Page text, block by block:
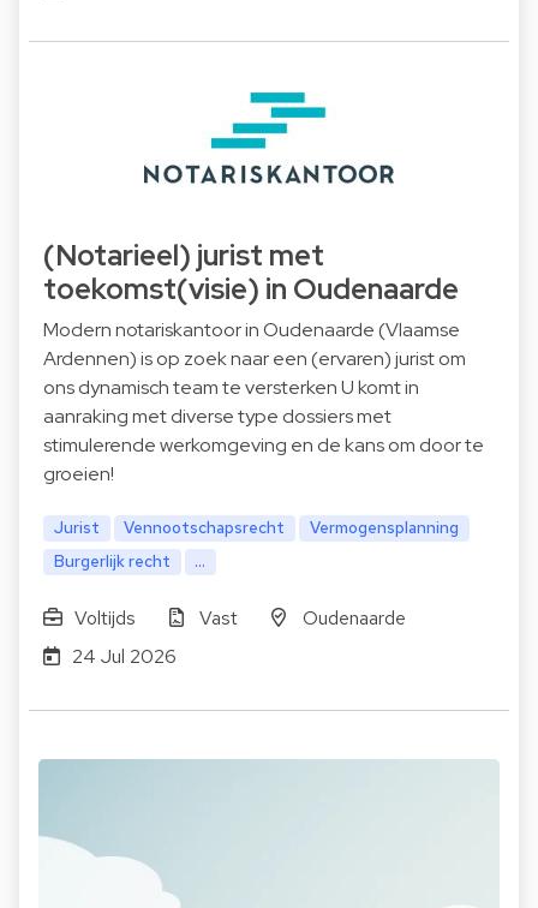
(Notarieel) jurist met
toekomst(visie) in Oudenaarde
Modern notariskantoor in Oudenaarde (Vlaamse
Ardennen) is op zoek naar een (ervaren) jurist om
ons dynamisch team te versterken U komt in
aanraking met diverse type dossiers met
stimulerende werkomgeving en de kans om door te
groeien!
Jurist Vennootschapsrecht
Vermogensplanning
Burgerlijk recht
...
Voltijds Vast
Oudenaarde
24 Jul 2026